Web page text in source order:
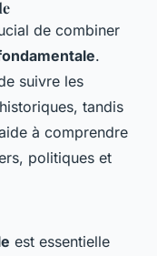
de combiner
.
suivre les
tandis
à comprendre
politiques et
est essentielle